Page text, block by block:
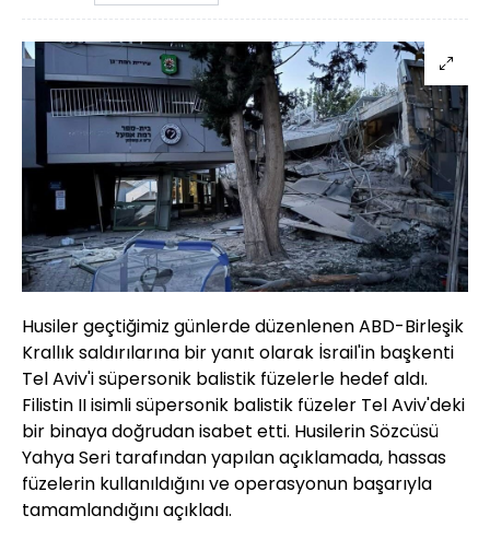
Husiler geçtiğimiz günlerde düzenlenen ABD-Birleşik
Krallık saldırılarına bir yanıt olarak İsrail'in başkenti
Tel Aviv'i süpersonik balistik füzelerle hedef aldı.
Filistin II isimli süpersonik balistik füzeler Tel Aviv'deki
bir binaya doğrudan isabet etti. Husilerin Sözcüsü
Yahya Seri tarafından yapılan açıklamada, hassas
füzelerin kullanıldığını ve operasyonun başarıyla
tamamlandığını açıkladı.